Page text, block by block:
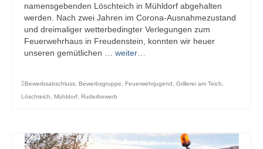
namensgebenden Löschteich in Mühldorf abgehalten
werden. Nach zwei Jahren im Corona-Ausnahmezustand
und dreimaliger wetterbedingter Verlegungen zum
Feuerwehrhaus in Freudenstein, konnten wir heuer
unseren gemütlichen … weiter…
Bewerbsabschluss Bewerbsgruppe Feuerwehrjugend Grillerei am Teich
Löschteich
Mühldorf Ruderbewerb